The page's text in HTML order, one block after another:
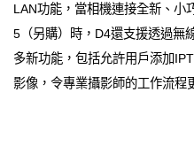
LAN功能，當相機連接全新、小
5（另購）時，D4還支援透過無
多新功能，包括允許用戶添加
影像，令專業攝影師的工作流程